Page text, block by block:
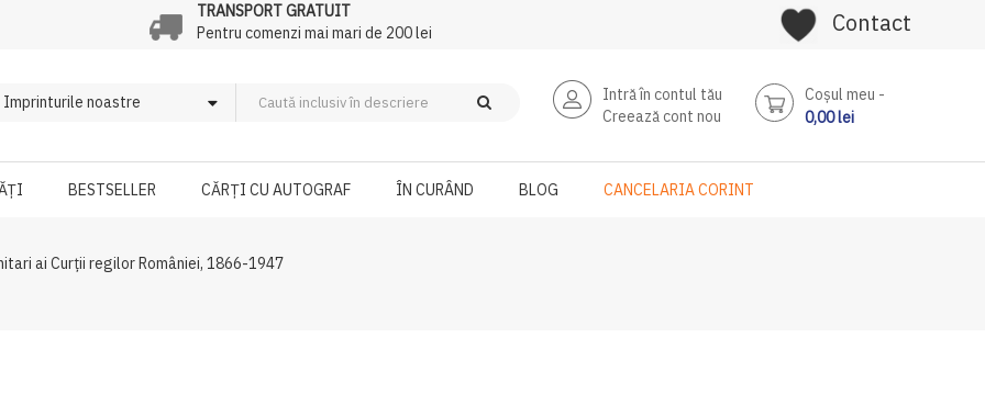
TRANSPORT GRATUIT
Pentru comenzi mai mari de 200 lei
Contact
Intră în contul tău
Creează cont nou
Coşul meu
0,00 lei
BESTSELLER CĂRȚI CU AUTOGRAF ÎN CURÂND BLOG CANCELARIA CORINT
ai Curții regilor României, 1866-1947